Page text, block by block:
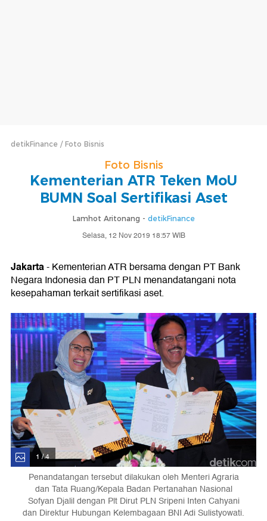
detikFinance Foto Bisnis
Foto Bisnis
Kementerian ATR Teken MoU
BUMN Soal Sertifikasi Aset
Lamhot Aritonang - detikFinance
Selasa, 12 Nov 2019 18:57 WIB
Jakarta- Kementerian ATR bersama dengan PT Bank
Negara Indonesia dan PT PLN menandatangani nota
kesepahaman terkait sertifikasi aset.
1 / 4
Penandatangan tersebut dilakukan oleh Menteri Agraria
dan Tata Ruang/Kepala Badan Pertanahan Nasional
Sofyan Djalil dengan Plt Dirut PLN Sripeni Inten Cahyani
dan Direktur Hubungan Kelembagaan BNI Adi Sulistyowati.